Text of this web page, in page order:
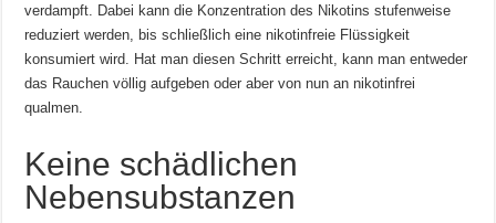
verdampft. Dabei kann die Konzentration des Nikotins stufenweise
reduziert werden, bis schließlich eine nikotinfreie Flüssigkeit
konsumiert wird. Hat man diesen Schritt erreicht, kann man entweder
das Rauchen völlig aufgeben oder aber von nun an nikotinfrei
qualmen.
Keine schädlichen
Nebensubstanzen